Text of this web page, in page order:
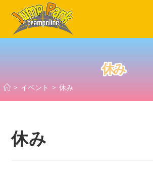
ス
休み
> イベント > 休み
休み